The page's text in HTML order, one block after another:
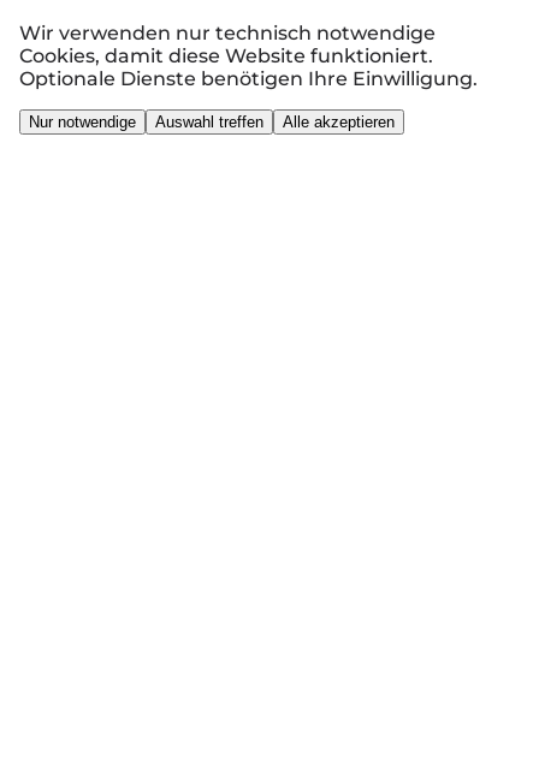
Wir verwenden nur technisch notwendige
Cookies, damit diese Website funktioniert.
Optionale Dienste benötigen Ihre Einwilligung.
Nur notwendige Auswahl treffen Alle akzeptieren